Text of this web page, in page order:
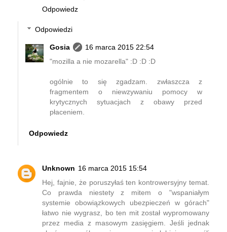
Odpowiedz
Odpowiedzi
Gosia
16 marca 2015 22:54
"mozilla a nie mozarella" :D :D :D
ogólnie to się zgadzam. zwłaszcza z
fragmentem o niewzywaniu pomocy w
krytycznych sytuacjach z obawy przed
płaceniem.
Odpowiedz
Unknown 16 marca 2015 15:54
Hej, fajnie, że poruszyłaś ten kontrowersyjny temat.
Co prawda niestety z mitem o "wspaniałym
systemie obowiązkowych ubezpieczeń w górach"
łatwo nie wygrasz, bo ten mit został wypromowany
przez media z masowym zasięgiem. Jeśli jednak